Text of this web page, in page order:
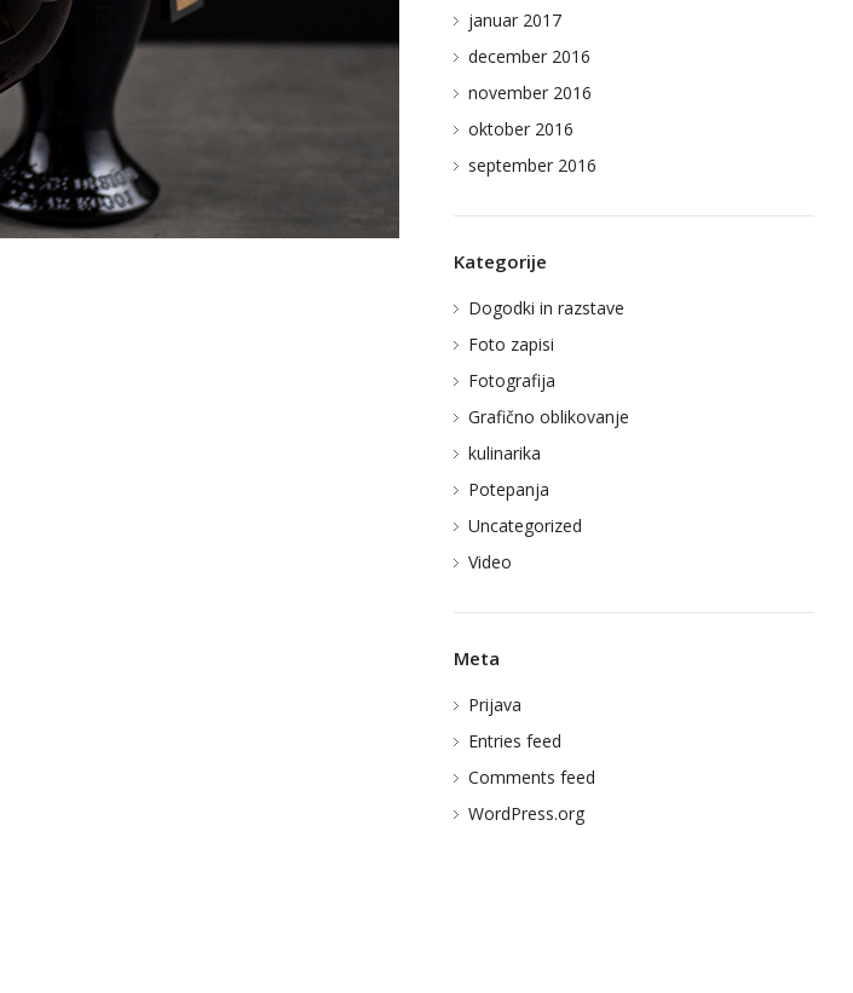
januar 2017
december 2016
november 2016
oktober 2016
september 2016
Kategorije
Dogodki in razstave
Foto zapisi
Fotografija
Grafično oblikovanje
kulinarika
Potepanja
Uncategorized
Video
Meta
Prijava
Entries feed
Comments feed
WordPress.org